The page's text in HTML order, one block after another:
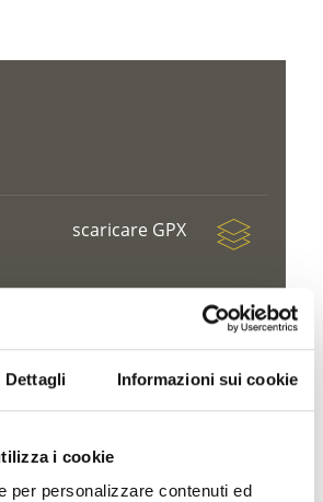
Dettagli Informazioni sui cookie
i cookie
per personalizzare contenuti ed
scaricare GPX